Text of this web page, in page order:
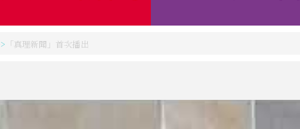
「真理新聞」首次播出